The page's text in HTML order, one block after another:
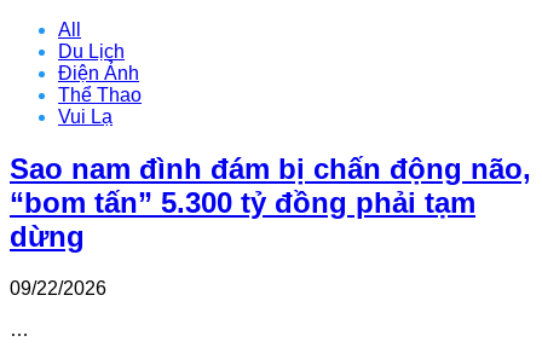
All
Du Lịch
Điện Ảnh
Thể Thao
Vui Lạ
Sao nam đình đám bị chấn động não,
“bom tấn” 5.300 tỷ đồng phải tạm
dừng
09/22/2026
…